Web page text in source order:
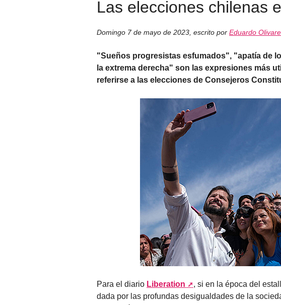
Las elecciones chilenas
Domingo 7 de mayo de 2023 escrito por Eduardo
"Sueños progresistas esfumados", "apatía de
la extrema derecha" son las expresiones más
referirse a las elecciones de Consejeros
Para el diario Liberation
, si en la época del
dada por las profundas desigualdades de la